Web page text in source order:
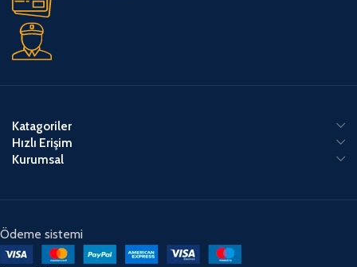
Katagoriler
Hızlı Erişim
Kurumsal
Ödeme sistemi